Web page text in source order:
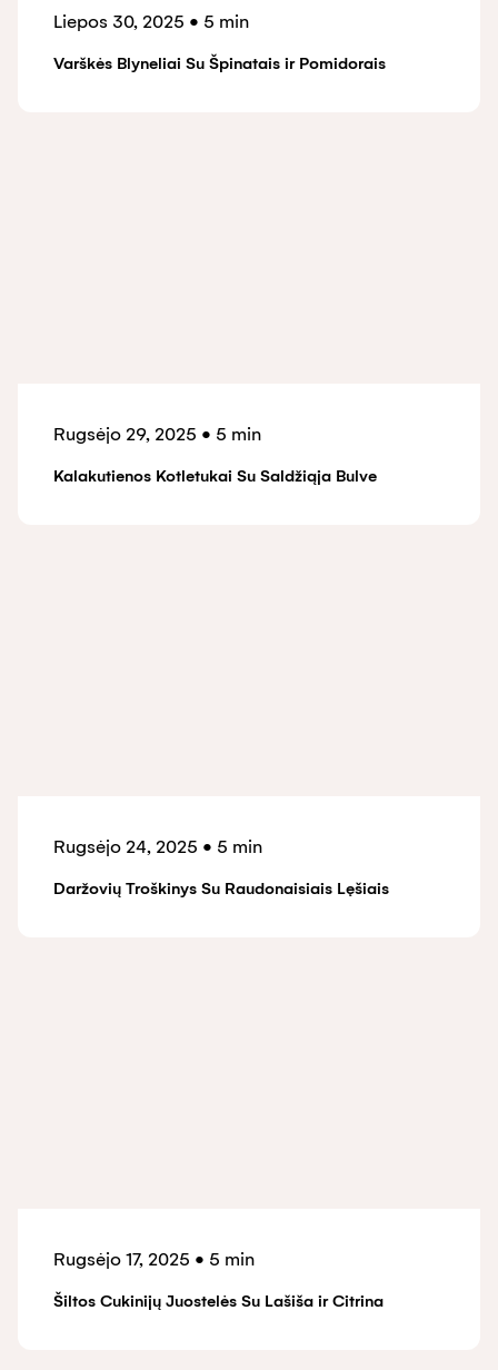
Liepos 30, 2025 • 5 min
Varškės Blyneliai Su Špinatais ir Pomidorais
Rugsėjo 29, 2025 • 5 min
Kalakutienos Kotletukai Su Saldžiąja Bulve
Rugsėjo 24, 2025 • 5 min
Daržovių Troškinys Su Raudonaisiais Lęšiais
Rugsėjo 17, 2025 • 5 min
Šiltos Cukinijų Juostelės Su Lašiša ir Citrina